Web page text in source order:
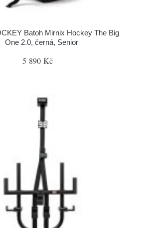
Batoh Mirnix Hockey The Big
One 2.0, černá, Senior
5 890 Kč